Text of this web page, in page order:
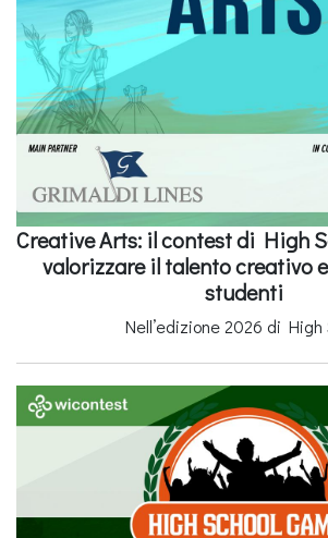
Creative Arts: il contest di High
valorizzare il talento creativo
studenti
Nell’edizione 2026 di High